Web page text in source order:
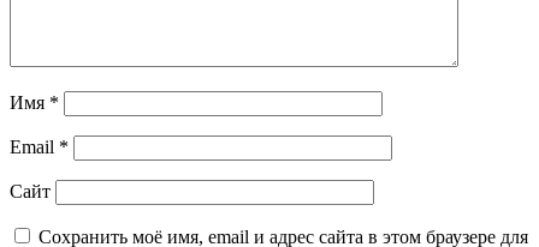
Имя *
Email *
Сайт
Сохранить моё имя, email и адрес сайта в этом браузере для